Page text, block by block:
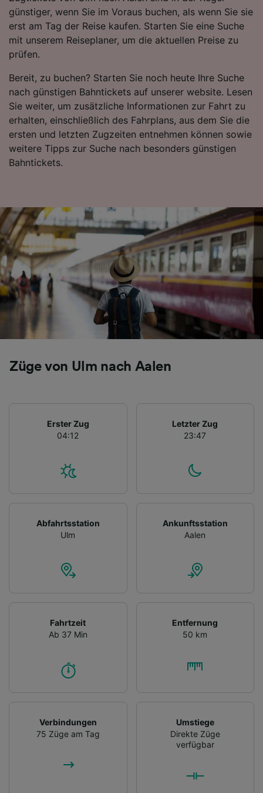
günstiger, wenn Sie im Voraus buchen, als wenn Sie sie
erst am Tag der Reise kaufen. Starten Sie eine Suche
mit unserem Reiseplaner, um die aktuellen Preise zu
prüfen.
Bereit, zu buchen? Starten Sie noch heute Ihre Suche
nach günstigen Bahntickets auf unserer website. Lesen
Sie weiter, um zusätzliche Informationen zur Fahrt zu
erhalten, einschließlich des Fahrplans, aus dem Sie die
ersten und letzten Zugzeiten entnehmen können sowie
weitere Tipps zur Suche nach besonders günstigen
Bahntickets.
Züge von Ulm nach Aalen
Erster Zug
04:12
Letzter Zug
23:47
Abfahrtsstation
Ulm
Ankunftsstation
Aalen
Fahrtzeit
Ab 37 Min
Entfernung
50 km
Verbindungen
75 Züge am Tag
Umstiege
Direkte Züge
verfügbar
Daten werden nicht für Tracking-Zwecke
verwendet, wenn Sie uns gebeten haben, Ihr
Surfverhalten nicht zu verfolgen.
Wir und unsere Partner verarbeiten Daten, um
Folgendes bereitzustellen:
Verwendung genauer Standortdaten.
Endgeräteeigenschaften zur Identifikation
aktiv abfragen. Speichern von oder Zugriff auf
Informationen auf einem Endgerät.
Personalisierte Werbung und Inhalte, Messung
von Werbeleistung und der Performance von
Inhalten, Zielgruppenforschung sowie
Entwicklung und Verbesserung von